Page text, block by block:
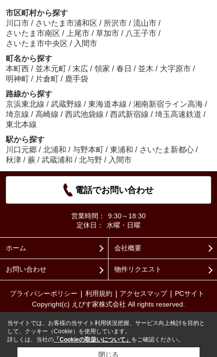
市区町村から探す
川口市 / さいたま市浦和区 / 所沢市 / 流山市 /
さいたま市南区 / 上尾市 / 草加市 / 八王子市 /
さいたま市中央区 / 入間市
町名から探す
本町西 / 並木元町 / 末広 / 領家 / 春日 / 並木 / 大字原市 /
明神町 / 片倉町 / 鹿手袋
路線から探す
京浜東北線 / 武蔵野線 / 東海道本線 / 湘南新宿ライン高海 /
埼京線 / 高崎線 / 西武池袋線 / 西武新宿線 / 埼玉高速鉄道 /
東北本線
駅から探す
川口元郷 / 北浦和 / 与野本町 / 東浦和 / さいたま新都心 /
秋津 / 蕨 / 武蔵浦和 / 北与野 / 入間市
電話でお問い合わせ
営業時間：
9:30～18:30
定休日：
水曜・日曜
ホーム 会社概要
お問い合わせ 物件リクエスト
プライバシーポリシー 利用規約 アクセスマップ
PCサイト
Copyright(c) えびす家株式会社 All rights reserved.
当サイトでは、お客様の当サイト利用状況把握、サービス向上検討を目的と
して、クッキー（Cookie）を使用しています。
詳しくは、当社の 「Cookieの取扱いについて」 をご確認ください。
閉じる